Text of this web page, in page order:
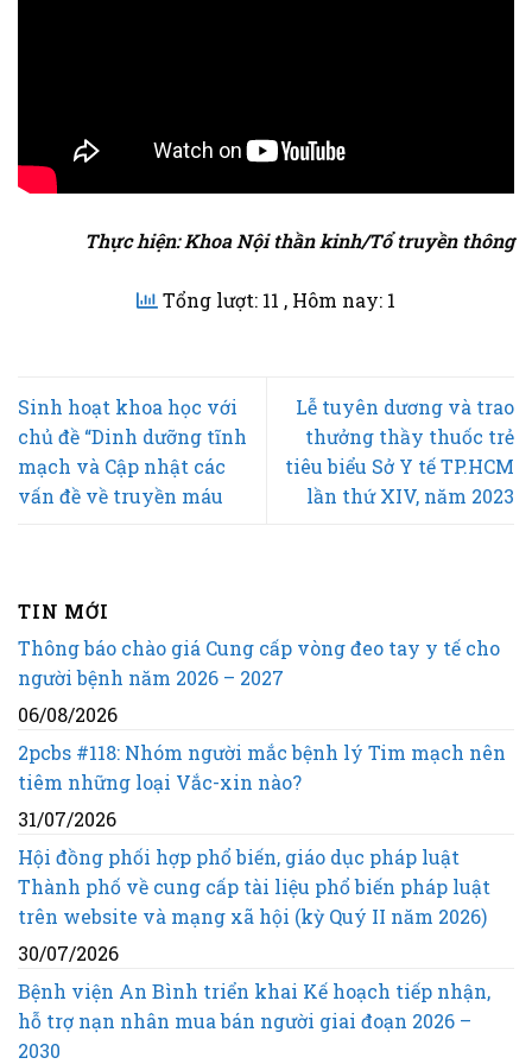
Thực hiện: Khoa Nội thần kinh/Tổ truyền thông
Tổng lượt: 11 , Hôm nay: 1
Sinh hoạt khoa học với
chủ đề “Dinh dưỡng tĩnh
mạch và Cập nhật các
vấn đề về truyền máu
Lễ tuyên dương và trao
thưởng thầy thuốc trẻ
tiêu biểu Sở Y tế TP.HCM
lần thứ XIV, năm 2023
TIN MỚI
Thông báo chào giá Cung cấp vòng đeo tay y tế cho
người bệnh năm 2026 – 2027
06/08/2026
2pcbs #118: Nhóm người mắc bệnh lý Tim mạch nên
tiêm những loại Vắc-xin nào?
31/07/2026
Hội đồng phối hợp phổ biến, giáo dục pháp luật
Thành phố về cung cấp tài liệu phổ biến pháp luật
trên website và mạng xã hội (kỳ Quý II năm 2026)
30/07/2026
Bệnh viện An Bình triển khai Kế hoạch tiếp nhận,
hỗ trợ nạn nhân mua bán người giai đoạn 2026 –
2030